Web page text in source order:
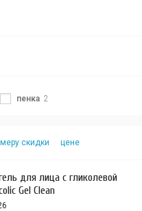
пенка 2
скидки цене
для лица с гликолевой
Gel Clean